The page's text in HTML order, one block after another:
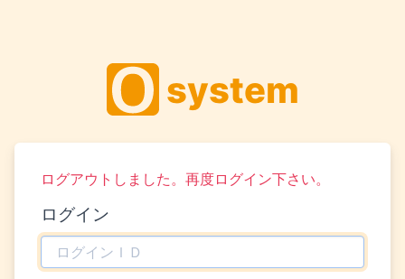
system
ログアウトしました。再度ログイン下さい。
ログイン